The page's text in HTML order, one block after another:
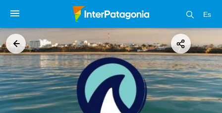
Es